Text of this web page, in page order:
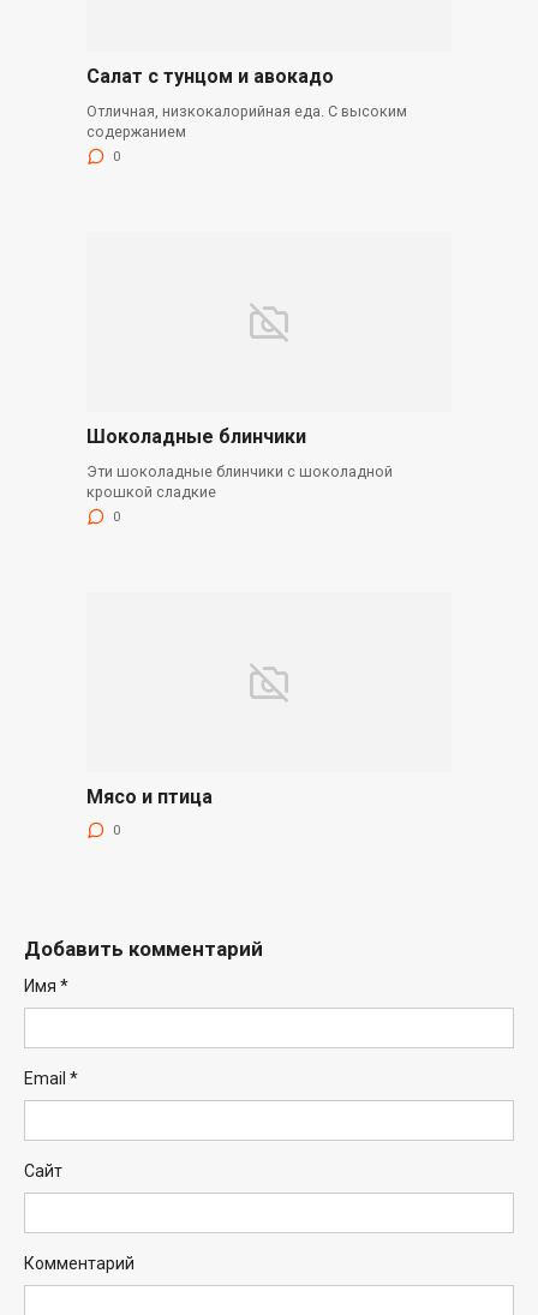
Салат с тунцом и авокадо
Отличная, низкокалорийная еда. С высоким
содержанием
0
Шоколадные блинчики
Эти шоколадные блинчики с шоколадной
крошкой сладкие
0
Мясо и птица
0
Добавить комментарий
Имя *
Email *
Сайт
Комментарий